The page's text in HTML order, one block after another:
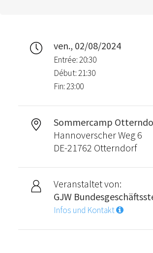
ven., 02/08/2024
Entrée: 20:30
Début: 21:30
Fin: 23:00
Sommercamp
Hannoverscher Weg 6
DE-21762 Otterndorf
Veranstaltet von:
GJW
Infos und Kontakt